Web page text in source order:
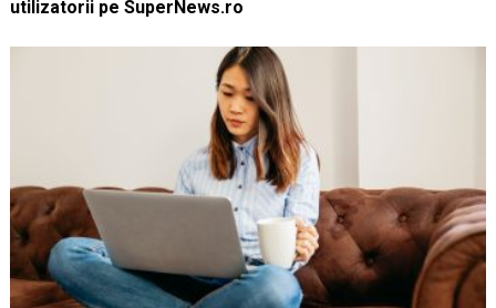
utilizatorii pe SuperNews.ro